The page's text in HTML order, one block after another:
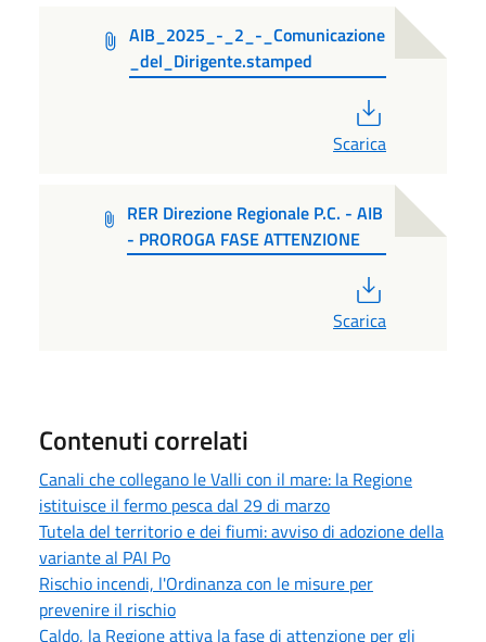
AIB_2025_-_2_-_Comunicazione
_del_Dirigente.stamped
Scarica
RER Direzione Regionale P.C. - AIB
- PROROGA FASE ATTENZIONE
Scarica
Contenuti correlati
Canali che collegano le Valli con il mare: la Regione
istituisce il fermo pesca dal 29 di marzo
Tutela del territorio e dei fiumi: avviso di adozione della
variante al PAI Po
Rischio incendi, l'Ordinanza con le misure per
prevenire il rischio
Caldo, la Regione attiva la fase di attenzione per gli